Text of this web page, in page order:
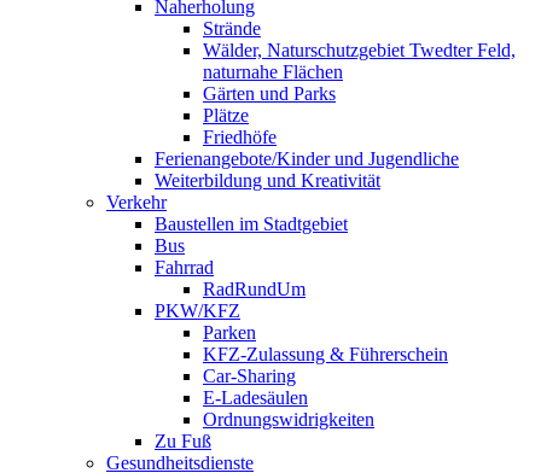
Naherholung
Strände
Wälder, Naturschutzgebiet Twedter Feld,
naturnahe Flächen
Gärten und Parks
Plätze
Friedhöfe
Ferienangebote/Kinder und Jugendliche
Weiterbildung und Kreativität
Verkehr
Baustellen im Stadtgebiet
Bus
Fahrrad
RadRundUm
PKW/KFZ
Parken
KFZ-Zulassung & Führerschein
Car-Sharing
E-Ladesäulen
Ordnungswidrigkeiten
Zu Fuß
Gesundheitsdienste